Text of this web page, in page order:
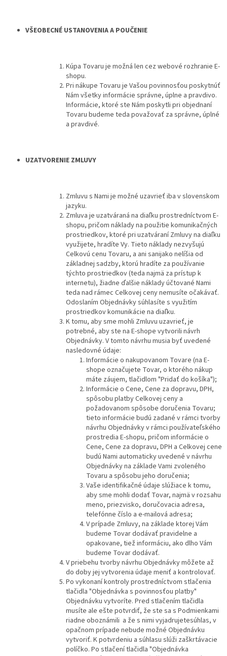
VŠEOBECNÉ USTANOVENIA A POUČENIE
Kúpa Tovaru je možná len cez webové rozhranie E-
shopu.
Pri nákupe Tovaru je Vašou povinnosťou poskytnúť
Nám všetky informácie správne, úplne a pravdivo.
Informácie, ktoré ste Nám poskytli pri objednaní
Tovaru budeme teda považovať za správne, úplné
a pravdivé.
UZATVORENIE ZMLUVY
Zmluvu s Nami je možné uzavrieť iba vslovenskom
jazyku.
Zmluva je uzatváraná na diaľku prostredníctvom E-
shopu, pričom náklady na použitie komunikačných
prostriedkov, ktoré pri uzatváraní Zmluvy na diaľku
využijete, hradíte Vy. Tieto náklady nezvyšujú
Celkovú cenu Tovaru, a ani sanijako nelíšia od
základnej sadzby, ktorú hradíte za používanie
týchto prostriedkov (teda najmä za prístup k
internetu), žiadne ďalšie náklady účtované Nami
teda nad rámec Celkovej ceny nemusíte očakávať.
Odoslaním Objednávky súhlasíte s využitím
prostriedkov komunikácie na diaľku.
K tomu, aby sme mohli Zmluvu uzavrieť, je
potrebné, aby ste na E-shope vytvorili návrh
Objednávky. V tomto návrhu musia byť uvedené
nasledovné údaje:
Informácie o nakupovanom Tovare (na E-
shope označujete Tovar, o ktorého nákup
máte záujem, tlačidlom "Pridať do košíka");
Informácie o Cene, Cene za dopravu, DPH,
spôsobu platby Celkovej ceny a
požadovanom spôsobe doručenia Tovaru;
tieto informácie budú zadané v rámci tvorby
návrhu Objednávky v rámci používateľského
prostredia E-shopu, pričom informácie o
Cene, Cene za dopravu, DPH a Celkovej cene
budú Nami automaticky uvedené v návrhu
Objednávky na základe Vami zvoleného
Tovaru a spôsobu jeho doručenia;
Vaše identifikačné údaje slúžiace k tomu,
aby sme mohli dodať Tovar, najmä v rozsahu
meno, priezvisko, doručovacia adresa,
telefónne číslo a e-mailová adresa;
V prípade Zmluvy, na základe ktorej Vám
budeme Tovar dodávať pravidelne a
opakovane, tiež informáciu, ako dlho Vám
budeme Tovar dodávať.
V priebehu tvorby návrhu Objednávky môžete až
do doby jej vytvorenia údaje meniť a kontrolovať.
Po vykonaní kontroly prostredníctvom stlačenia
tlačidla "Objednávka s povinnosťou platby"
Objednávku vytvoríte. Pred stlačením tlačidla
musíte ale ešte potvrdiť, že ste sa s Podmienkami
riadne oboznámili a že s nimi vyjadrujetesúhlas, v
opačnom prípade nebude možné Objednávku
vytvoriť. K potvrdeniu a súhlasu slúži zaškrtávacie
políčko. Po stlačení tlačidla "Objednávka